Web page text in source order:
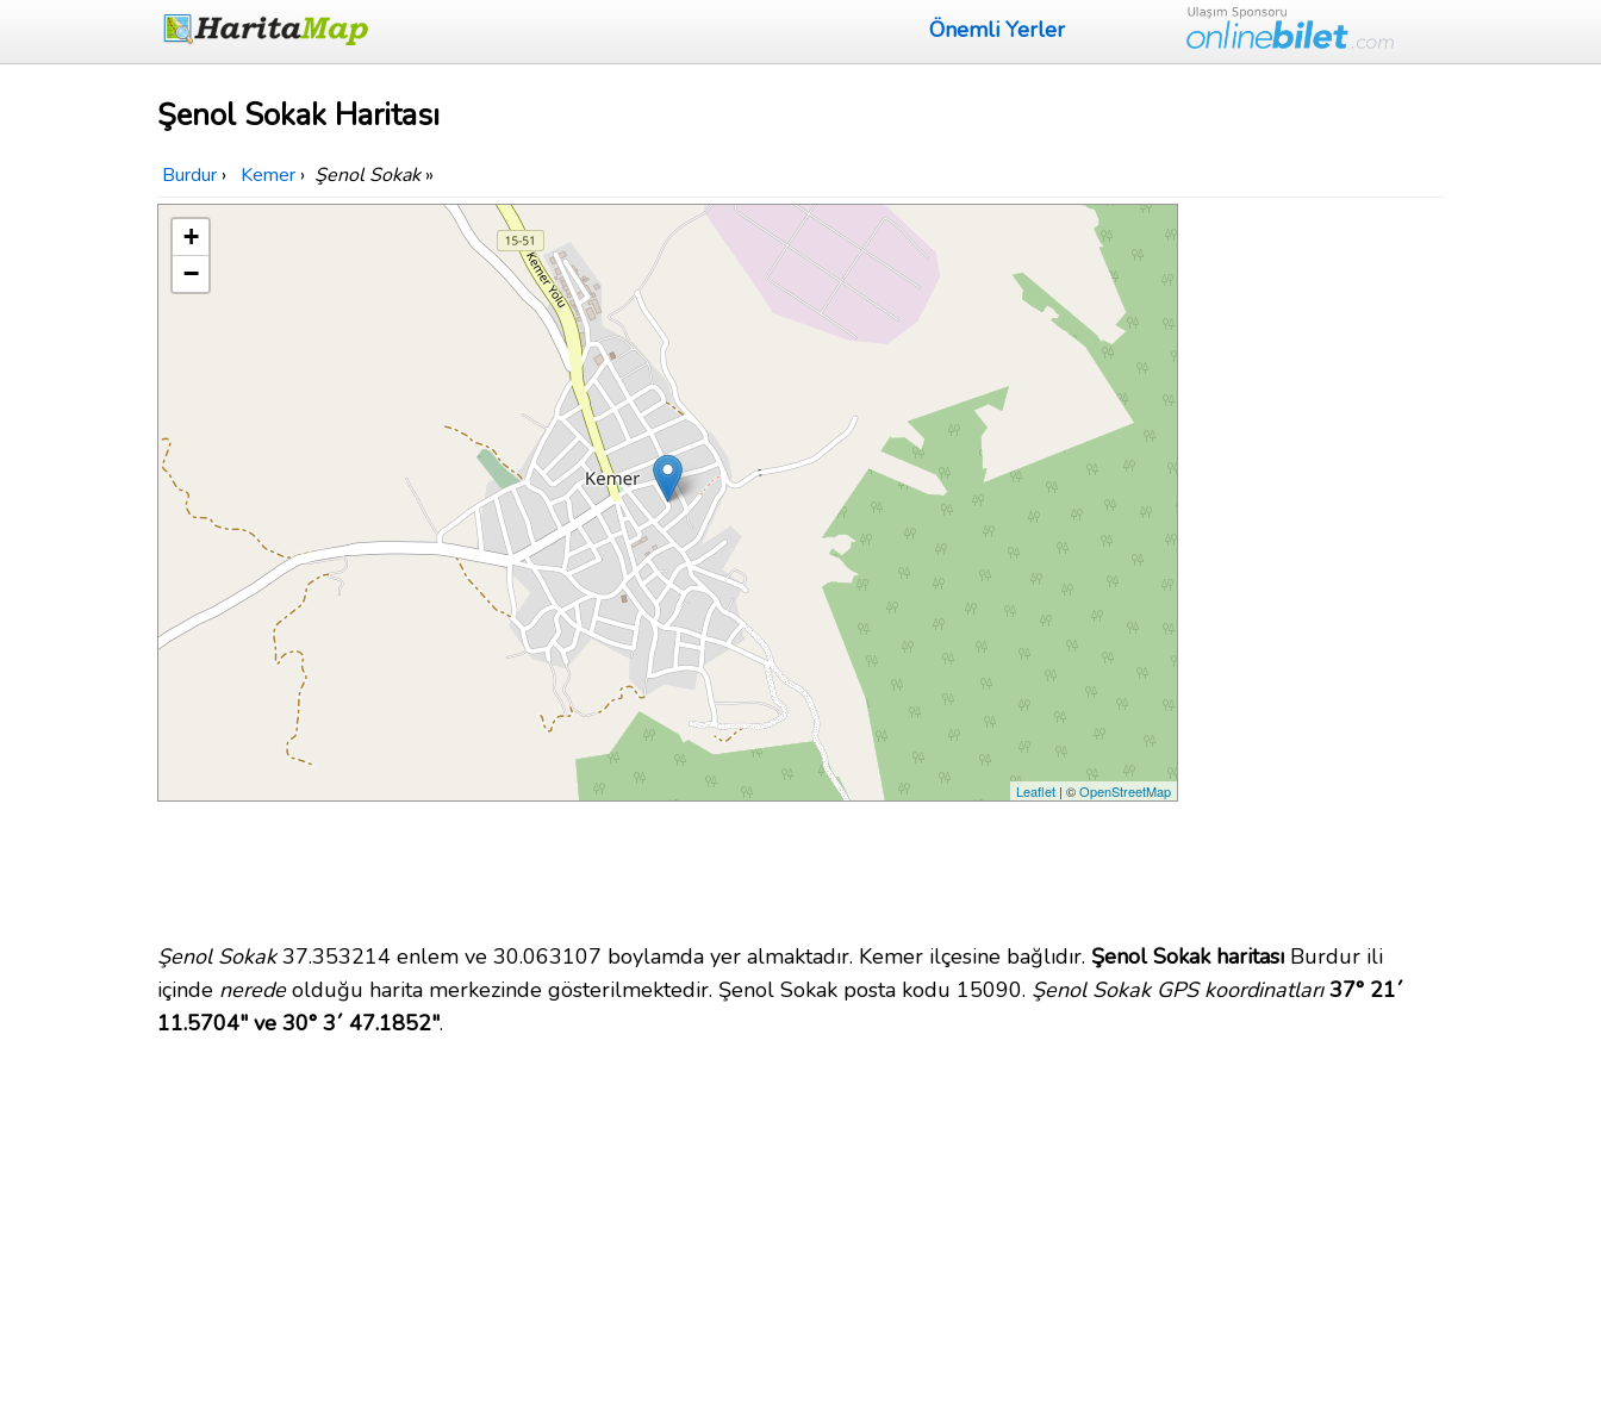
Önemli Yerler
Şenol Sokak Haritası
Burdur › Kemer › Şenol Sokak»
+
−
Leaflet | ©OpenStreetMap
Şenol Sokak37.353214 enlem ve 30.063107 boylamda yer almaktadır. Kemer ilçesine bağlıdır. Şenol Sokak haritası Burdur ili
içinde neredeolduğu harita merkezinde gösterilmektedir. Şenol Sokak posta kodu 15090. Şenol Sokak GPS koordinatları 37° 21´
11.5704" ve 30° 3´ 47.1852".